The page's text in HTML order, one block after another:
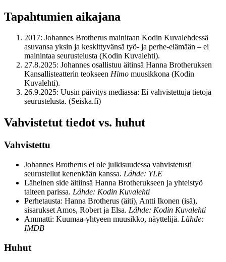
Tapahtumien aikajana
2017: Johannes Brotherus mainitaan Kodin Kuvalehdessä
asuvansa yksin ja keskittyvänsä työ- ja perhe-elämään – ei
mainintaa seurustelusta (Kodin Kuvalehti).
27.8.2025: Johannes osallistuu äitinsä Hanna Brotheruksen
Kansallisteatterin teokseen Himo muusikkona (Kodin
Kuvalehti).
26.9.2025: Uusin päivitys mediassa: Ei vahvistettuja tietoja
seurustelusta. (Seiska.fi)
Vahvistetut tiedot vs. huhut
Vahvistettu
Johannes Brotherus ei ole julkisuudessa vahvistetusti
seurustellut kenenkään kanssa. Lähde: YLE
Läheinen side äitiinsä Hanna Brotherukseen ja yhteistyö
taiteen parissa. Lähde: Kodin Kuvalehti
Perhetausta: Hanna Brotherus (äiti), Antti Ikonen (isä),
sisarukset Amos, Robert ja Elsa. Lähde: Kodin Kuvalehti
Ammatti: Kuumaa-yhtyeen muusikko, näyttelijä. Lähde:
IMDB
Huhut